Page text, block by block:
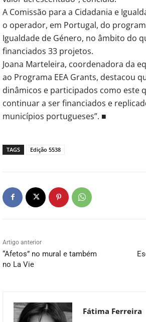
A Comissão para a Cidadania e
o operador, em Portugal, do
Igualdade de Género, no âmbito do
financiados 33 projetos.
Joana Marteleira, coordenadora da
ao Programa EEA Grants, destacou
dinâmicos e participados como este
continuar a ser financiados e
municípios portugueses”. ■
TAGS Edição 5538
Artigo anterior
“Afetos” no mural e também
no La Vie
Fátima Ferreira